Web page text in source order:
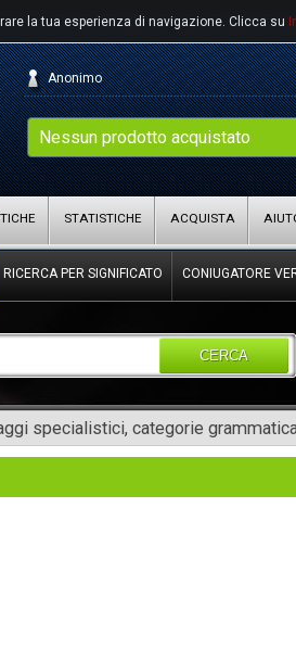
la tua esperienza di navigazione. Clicca su
Nessun prodotto acquistato
Anonimo
STATISTICHE ACQUISTA
RICERCA PER SIGNIFICATO CONIUGATORE
CERCA
specialistici, categorie